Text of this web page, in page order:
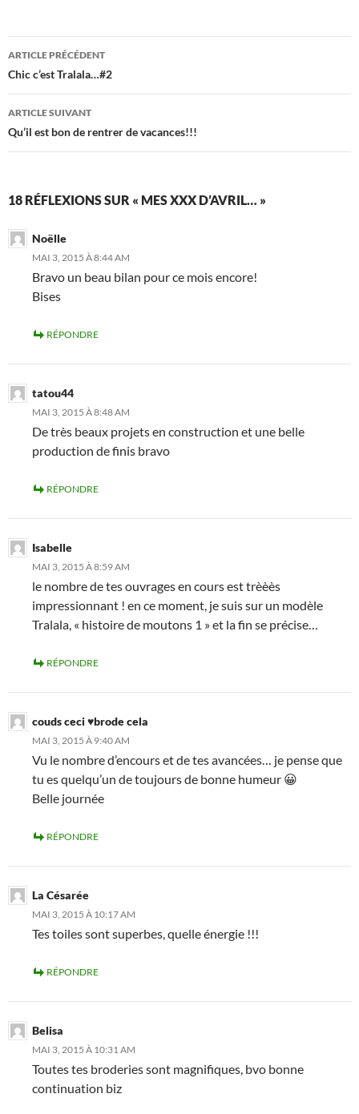
Navigation
des
articles
ARTICLE PRÉCÉDENT
Chic c’est Tralala…#2
ARTICLE SUIVANT
Qu’il est bon de rentrer de vacances!!!
18 RÉFLEXIONS SUR « MES XXX D’AVRIL… »
Noëlle
MAI 3, 2015 À 8:44 AM
Bravo un beau bilan pour ce mois encore!
Bises
RÉPONDRE
tatou44
MAI 3, 2015 À 8:48 AM
De très beaux projets en construction et une belle
production de finis bravo
RÉPONDRE
Isabelle
MAI 3, 2015 À 8:59 AM
le nombre de tes ouvrages en cours est trèèès
impressionnant ! en ce moment, je suis sur un modèle
Tralala, « histoire de moutons 1 » et la fin se précise…
RÉPONDRE
couds ceci ♥brode cela
MAI 3, 2015 À 9:40 AM
Vu le nombre d’encours et de tes avancées… je pense que
tu es quelqu’un de toujours de bonne humeur 😀
Belle journée
RÉPONDRE
La Césarée
MAI 3, 2015 À 10:17 AM
Tes toiles sont superbes, quelle énergie !!!
RÉPONDRE
Belisa
MAI 3, 2015 À 10:31 AM
Toutes tes broderies sont magnifiques, bvo bonne
continuation biz